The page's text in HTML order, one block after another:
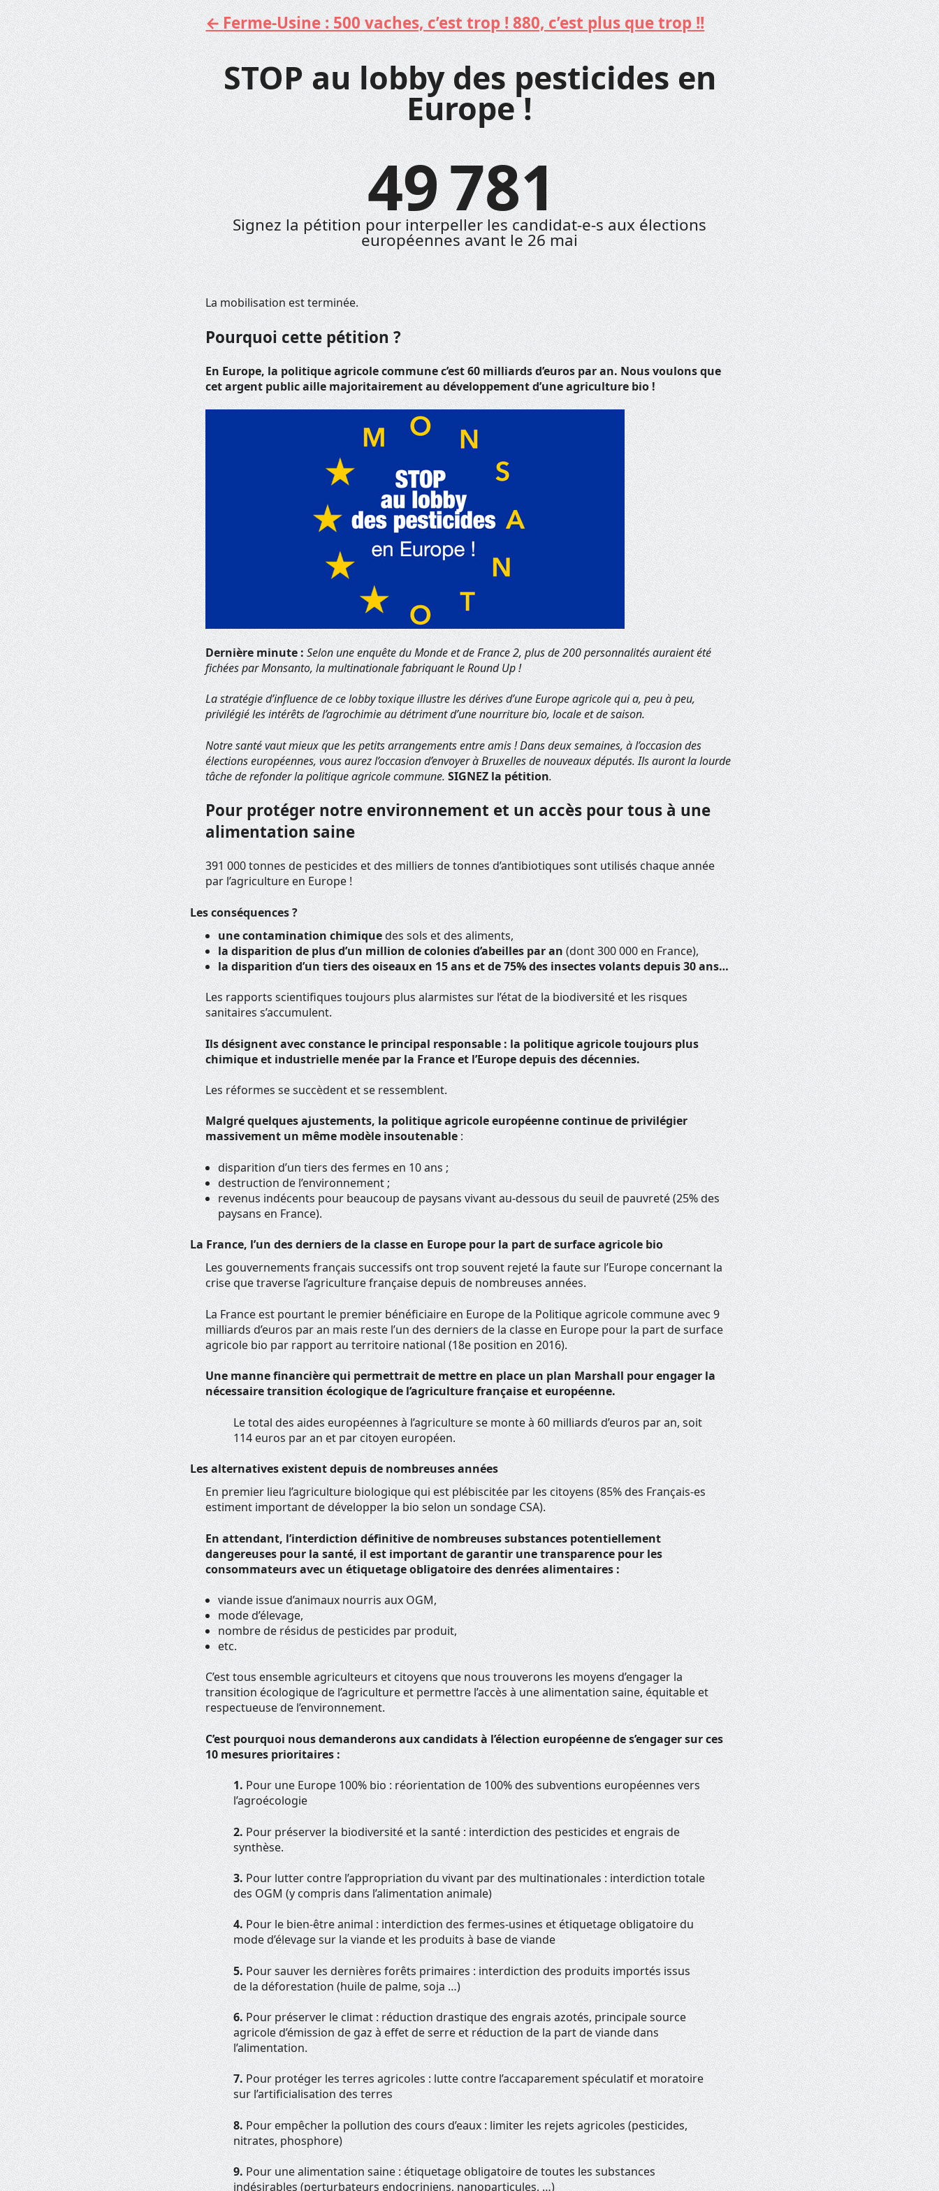
Aller
au
contenu
Ferme-Usine : 500 vaches, c’est trop ! 880, c’est plus que trop !!
STOP au lobby des pesticides en
Europe !
49 781
Signez la pétition pour interpeller les candidat-e-s aux élections
européennes avant le 26 mai
La mobilisation est terminée.
Pourquoi cette pétition ?
En Europe, la politique agricole commune c’est 60 milliards d’euros par an. Nous voulons que
cet argent public aille majoritairement au développement d’une agriculture bio !
Dernière minute :Selon une enquête du Monde et de France 2, plus de 200 personnalités auraient été
fichées par Monsanto, la multinationale fabriquant le Round Up !
La stratégie d’influence de ce lobby toxique illustre les dérives d’une Europe agricole qui a, peu à peu,
privilégié les intérêts de l’agrochimie au détriment d’une nourriture bio, locale et de saison.
Notre santé vaut mieux que les petits arrangements entre amis ! Dans deux semaines, à l’occasion des
élections européennes, vous aurez l’occasion d’envoyer à Bruxelles de nouveaux députés. Ils auront la lourde
tâche de refonder la politique agricole commune.SIGNEZ la pétition.
Pour protéger notre environnement et un accès pour tous à une
alimentation saine
391 000 tonnes de pesticides et des milliers de tonnes d’antibiotiques sont utilisés chaque année
par l’agriculture en Europe !
Les conséquences ?
une contamination chimiquedes sols et des aliments,
la disparition de plus d’un million de colonies d’abeilles par an(dont 300 000 en France),
la disparition d’un tiers des oiseaux en 15 ans et de 75% des insectes volants depuis 30 ans…
Les rapports scientifiques toujours plus alarmistes sur l’état de la biodiversité et les risques
sanitaires s’accumulent.
Ils désignent avec constance le principal responsable : la politique agricole toujours plus
chimique et industrielle menée par la France et l’Europe depuis des décennies.
Les réformes se succèdent et se ressemblent.
Malgré quelques ajustements, la politique agricole européenne continue de privilégier
massivement un même modèle insoutenable:
disparition d’un tiers des fermes en 10 ans ;
destruction de l’environnement ;
revenus indécents pour beaucoup de paysans vivant au-dessous du seuil de pauvreté (25% des
paysans en France).
La France, l’un des derniers de la classe en Europe pour la part de surface agricole bio
Les gouvernements français successifs ont trop souvent rejeté la faute sur l’Europe concernant la
crise que traverse l’agriculture française depuis de nombreuses années.
La France est pourtant le premier bénéficiaire en Europe de la Politique agricole commune avec 9
milliards d’euros par an mais reste l’un des derniers de la classe en Europe pour la part de surface
agricole bio par rapport au territoire national (18e position en 2016).
Une manne financière qui permettrait de mettre en place un plan Marshall pour engager la
nécessaire transition écologique de l’agriculture française et européenne.
Le total des aides européennes à l’agriculture se monte à 60 milliards d’euros par an, soit
114 euros par an et par citoyen européen.
Les alternatives existent depuis de nombreuses années
En premier lieu l’agriculture biologique qui est plébiscitée par les citoyens (85% des Français-es
estiment important de développer la bio selon un sondage CSA).
En attendant, l’interdiction définitive de nombreuses substances potentiellement
dangereuses pour la santé, il est important de garantir une transparence pour les
consommateurs avec un étiquetage obligatoire des denrées alimentaires :
viande issue d’animaux nourris aux OGM,
mode d’élevage,
nombre de résidus de pesticides par produit,
etc.
C’est tous ensemble agriculteurs et citoyens que nous trouverons les moyens d’engager la
transition écologique de l’agriculture et permettre l’accès à une alimentation saine, équitable et
respectueuse de l’environnement.
C’est pourquoi nous demanderons aux candidats à l’élection européenne de s’engager sur ces
10 mesures prioritaires :
1.Pour une Europe 100% bio : réorientation de 100% des subventions européennes vers
l’agroécologie
2.Pour préserver la biodiversité et la santé : interdiction des pesticides et engrais de
synthèse.
3.Pour lutter contre l’appropriation du vivant par des multinationales : interdiction totale
des OGM (y compris dans l’alimentation animale)
4.Pour le bien-être animal : interdiction des fermes-usines et étiquetage obligatoire du
mode d’élevage sur la viande et les produits à base de viande
5.Pour sauver les dernières forêts primaires : interdiction des produits importés issus
de la déforestation (huile de palme, soja …)
6.Pour préserver le climat : réduction drastique des engrais azotés, principale source
agricole d’émission de gaz à effet de serre et réduction de la part de viande dans
l’alimentation.
7.Pour protéger les terres agricoles : lutte contre l’accaparement spéculatif et moratoire
sur l’artificialisation des terres
8.Pour empêcher la pollution des cours d’eaux : limiter les rejets agricoles (pesticides,
nitrates, phosphore)
9.Pour une alimentation saine : étiquetage obligatoire de toutes les substances
indésirables (perturbateurs endocriniens, nanoparticules, …)